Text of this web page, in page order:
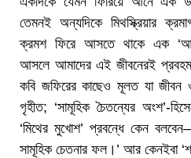
তেমনই অন্যদিকে মিথস্ক্রিয়ার
ক্রমশ ফিরে আসতে থাকে এক
আসলে আমাদের এই জীবনেরই
কবি জফিরের কাছেও মূলত যা জীবন ও
গৃহীত; ‘সামূহিক চৈতন্যের অংশ’-
‘মিথের মুখোশ’ প্রবন্ধে কেন
সামূহিক চেতনার ফল।’ আর কেনইবা